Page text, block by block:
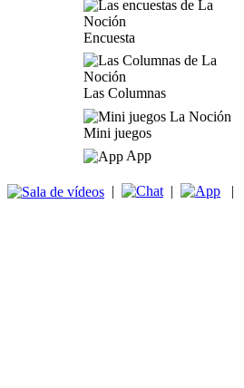
Encuesta
Las Columnas
Mini juegos
App
| | |